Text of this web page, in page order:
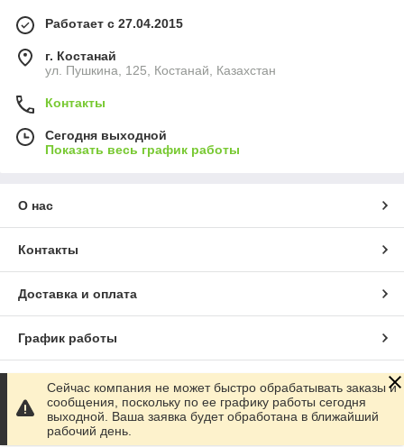
Работает с 27.04.2015
г. Костанай
ул. Пушкина, 125, Костанай, Казахстан
Контакты
Сегодня выходной
Показать весь график работы
О нас
Контакты
Доставка и оплата
График работы
Полная версия сайта
Сайт создан на маркетплейсе Satu.kz
Сейчас компания не может быстро обрабатывать заказы и
сообщения, поскольку по ее графику работы сегодня
выходной. Ваша заявка будет обработана в ближайший
рабочий день.